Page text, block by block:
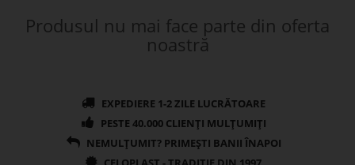
Produsul nu mai face parte din oferta
noastră